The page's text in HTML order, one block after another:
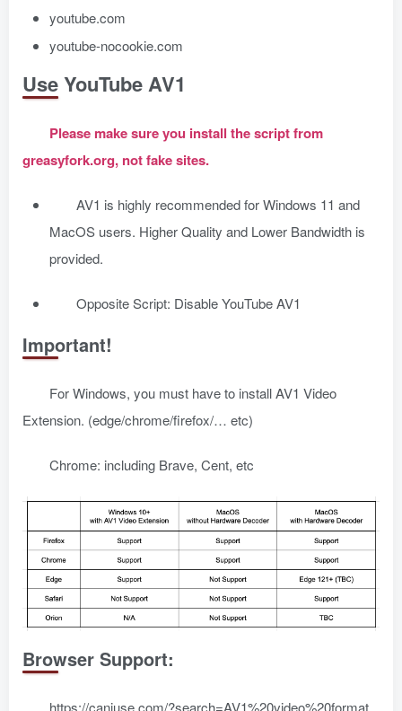
youtube.com
youtube-nocookie.com
Use YouTube AV1
Please make sure you install the script from
greasyfork.org, not fake sites.
AV1 is highly recommended for Windows 11 and
MacOS users. Higher Quality and Lower Bandwidth is
provided.
Opposite Script: Disable YouTube AV1
Important!
For Windows, you must have to install AV1 Video
Extension. (edge/chrome/firefox/… etc)
Chrome: including Brave, Cent, etc
Browser Support:
https://caniuse.com/?search=AV1%20video%20format